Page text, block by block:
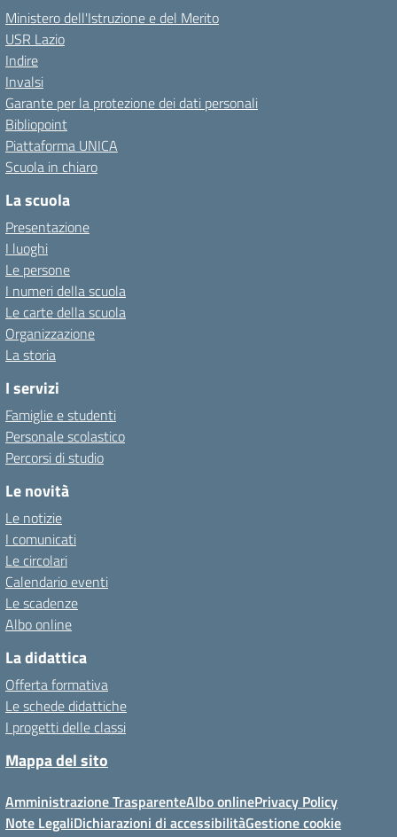
Ministero dell'Istruzione e del Merito
USR Lazio
Indire
Invalsi
Garante per la protezione dei dati personali
Bibliopoint
Piattaforma UNICA
Scuola in chiaro
La scuola
Presentazione
I luoghi
Le persone
I numeri della scuola
Le carte della scuola
Organizzazione
La storia
I servizi
Famiglie e studenti
Personale scolastico
Percorsi di studio
Le novità
Le notizie
I comunicati
Le circolari
Calendario eventi
Le scadenze
Albo online
La didattica
Offerta formativa
Le schede didattiche
I progetti delle classi
Mappa del sito
Amministrazione TrasparenteAlbo onlinePrivacy Policy
Note LegaliDichiarazioni di accessibilitàGestione cookie